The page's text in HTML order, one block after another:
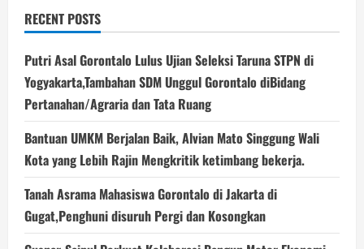
RECENT POSTS
Putri Asal Gorontalo Lulus Ujian Seleksi Taruna STPN di
Yogyakarta,Tambahan SDM Unggul Gorontalo diBidang
Pertanahan/Agraria dan Tata Ruang
Bantuan UMKM Berjalan Baik, Alvian Mato Singgung Wali
Kota yang Lebih Rajin Mengkritik ketimbang bekerja.
Tanah Asrama Mahasiswa Gorontalo di Jakarta di
Gugat,Penghuni disuruh Pergi dan Kosongkan